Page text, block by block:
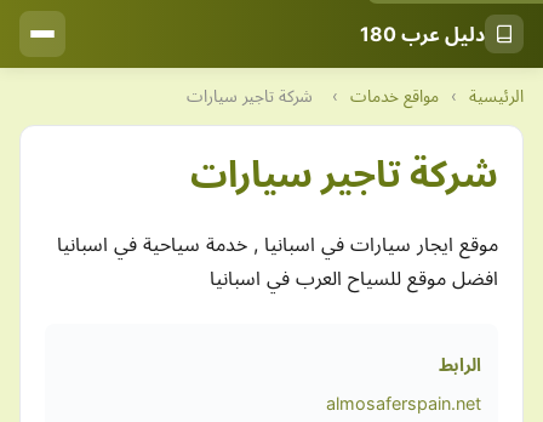
دليل عرب 180
الرئيسية › مواقع خدمات › شركة تاجير سيارات
شركة تاجير سيارات
موقع ايجار سيارات في اسبانيا , خدمة سياحية في اسبانيا
افضل موقع للسياح العرب في اسبانيا
الرابط
almosaferspain.net